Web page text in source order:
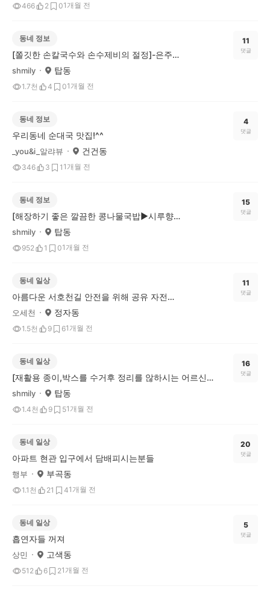
466 2 01개월 전
동네 정보
[쫄깃한 손칼국수와 손수제비의 절정]-은주네홍두깨칼국수
shmily 탑동
1.7천 4 01개월 전
11
댓글
동네 정보
우리동네 순대국 맛집!^^
_you&i_알랴뷰 건건동
346 3 1 1개월 전
4
댓글
동네 정보
[해장하기 좋은 깔끔한 콩나물국밥▶시루향기 수원탑동점]
shmily 탑동
952 1 01개월 전
15
댓글
동네 일상
아름다운 서호천길 안전을 위해 공유 자전거 갓길에 세워주세요
오세천 정자동
1.5천 9 61개월 전
11
댓글
동네 일상
[재활용 종이,박스를 수거후 정리를 않하시는 어르신들..]
shmily 탑동
1.4천 9 51개월 전
16
댓글
동네 일상
아파트 현관 입구에서 담배피시는분들
행부 부곡동
1.1천 21 41개월 전
20
댓글
동네 일상
흡연자들 꺼져
상민 고색동
512 6 21개월 전
5
댓글